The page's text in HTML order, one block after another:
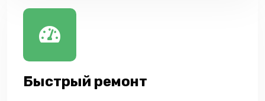
Быстрый ремонт